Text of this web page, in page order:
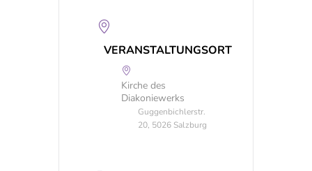
VERANSTALTUNGSORT
Kirche des
Diakoniewerks
Guggenbichlerstr.
20, 5026 Salzburg